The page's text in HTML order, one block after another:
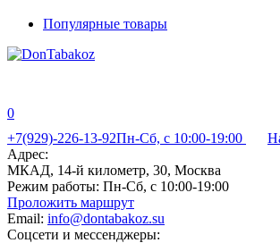
Популярные товары
0
+7(929)-226-13-92Пн-Сб, с 10:00-19:00
Адрес:
МКАД, 14-й километр, 30, Москва
Режим работы: Пн-Сб, с 10:00-19:00
Проложить маршрут
Email: info@dontabakoz.su
Соцсети и мессенджеры: